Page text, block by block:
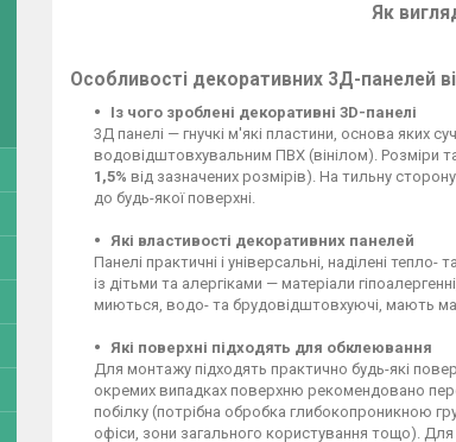
Як
Особливості декоративних 3Д-панелей
Із чого зроблені декоративні 3D-панелі
3Д панелі — гнучкі м'які пластини, основа яких
водовідштовхувальним ПВХ (вінілом). Розміри
1,5% від зазначених розмірів). На тильну
до будь-якої поверхні.
Які властивості декоративних панелей
Панелі практичні і універсальні, наділені
із дітьми та алергіками — матеріали
миються, водо- та брудовідштовхуючі, мають
Які поверхні підходять для обклеювання
Для монтажу підходять практично будь-які
окремих випадках поверхню рекомендовано
побілку (потрібна обробка глибокопроникною
офіси, зони загального користування тощо).